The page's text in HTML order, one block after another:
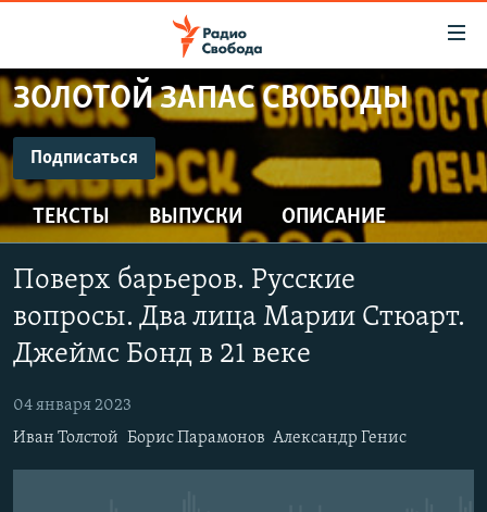
упрощенного
доступа
Вернуться
к
основному
содержанию
Вернутся
главной
навигации
поиску
ПРОГРАММЫ
ПОДКАСТЫ
АВТОРСКИЕ ПРОЕКТЫ
ЦИТАТЫ СВОБОДЫ
МНЕНИЯ
КУЛЬТУРА
IDEL.РЕАЛИИ
СЕВЕР.РЕАЛИИ
СИБИРЬ.РЕАЛИИ
ЗОЛОТОЙ ЗАПАС СВОБОДЫ
Подписаться
ПОДПИСАТЬСЯ
Подписаться
ТЕКСТЫ ВЫПУСКИ ОПИСАНИЕ
Поверх барьеров. Русские
вопросы. Два лица Марии Стюарт.
Джеймс Бонд в 21 веке
04 января 2023
Иван Толстой Борис Парамонов Александр Генис